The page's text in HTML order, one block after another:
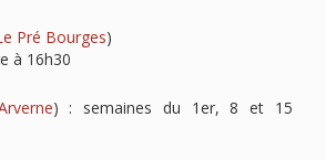
Pré Bourges)
à 16h30
) : semaines du 1er, 8 et 15